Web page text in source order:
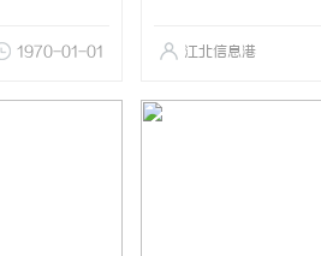
1970-01-01 江北信息港